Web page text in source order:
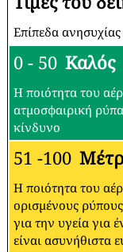
Επίπεδα
0 - 50 Καλός
Η ποιότητα του
ατμοσφαιρική
κίνδυνο
51 -100
Η ποιότητα του
ορισμένους
για την υγεία για
είναι ασυνήθιστα